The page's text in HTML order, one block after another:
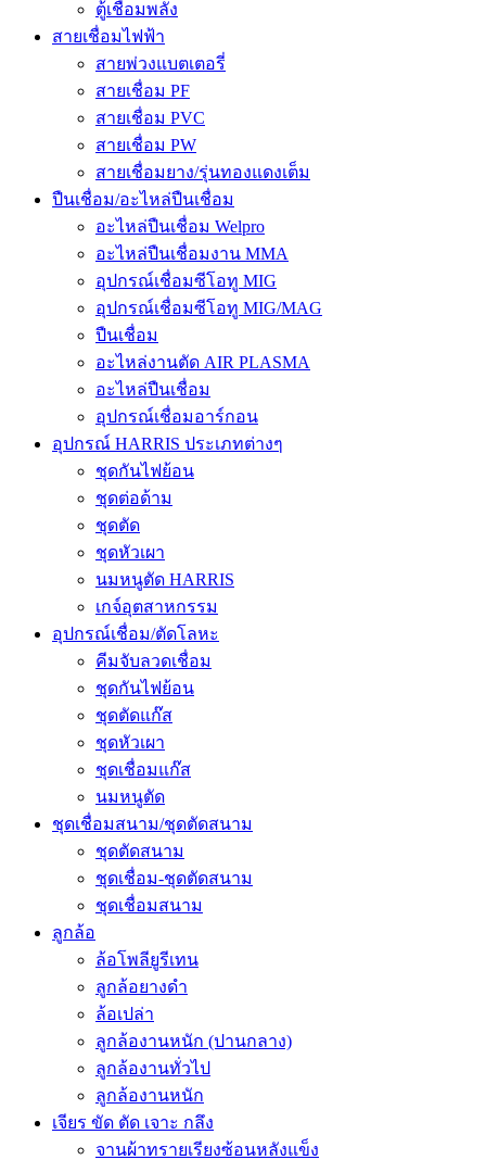
ตู้เชื่อมพลัง
สายเชื่อมไฟฟ้า
สายพ่วงแบตเตอรี่
สายเชื่อม PF
สายเชื่อม PVC
สายเชื่อม PW
สายเชื่อมยาง/รุ่นทองแดงเต็ม
ปืนเชื่อม/อะไหล่ปืนเชื่อม
อะไหล่ปืนเชื่อม Welpro
อะไหล่ปืนเชื่อมงาน MMA
อุปกรณ์เชื่อมซีโอทู MIG
อุปกรณ์เชื่อมซีโอทู MIG/MAG
ปืนเชื่อม
อะไหล่งานตัด AIR PLASMA
อะไหล่ปืนเชื่อม
อุปกรณ์เชื่อมอาร์กอน
อุปกรณ์ HARRIS ประเภทต่างๆ
ชุดกันไฟย้อน
ชุดต่อด้าม
ชุดตัด
ชุดหัวเผา
นมหนูตัด HARRIS
เกจ์อุตสาหกรรม
อุปกรณ์เชื่อม/ตัดโลหะ
คีมจับลวดเชื่อม
ชุดกันไฟย้อน
ชุดตัดแก๊ส
ชุดหัวเผา
ชุดเชื่อมแก๊ส
นมหนูตัด
ชุดเชื่อมสนาม/ชุดตัดสนาม
ชุดตัดสนาม
ชุดเชื่อม-ชุดตัดสนาม
ชุดเชื่อมสนาม
ลูกล้อ
ล้อโพลียูรีเทน
ลูกล้อยางดำ
ล้อเปล่า
ลูกล้องานหนัก (ปานกลาง)
ลูกล้องานทั่วไป
ลูกล้องานหนัก
เจียร ขัด ตัด เจาะ กลึง
จานผ้าทรายเรียงซ้อนหลังแข็ง